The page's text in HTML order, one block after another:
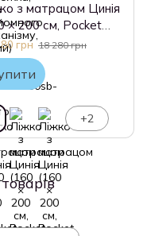
з матрацом Цинія
× 200 см, Pocket
велюр, без
механізму,
сірий) IMI
грн 18 280 грн
+2